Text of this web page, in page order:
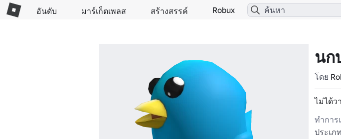
อันดับ มาร์เก็ตเพลส สร้างสรรค์ Robux
นก
โดย
ไม่ได้
ทำการ
ประเภท